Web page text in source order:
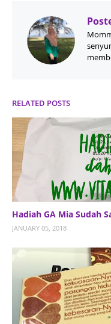
RELATED POSTS
Hadiah GA Mia Sudah
JANUARY 05, 2018